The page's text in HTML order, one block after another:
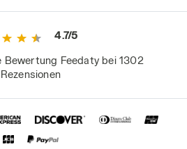
4.7/5
Bewertung Feedaty bei 1302
Rezensionen